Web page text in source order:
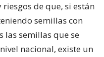
de que, si están
semillas con
las semillas que se
nacional, existe un